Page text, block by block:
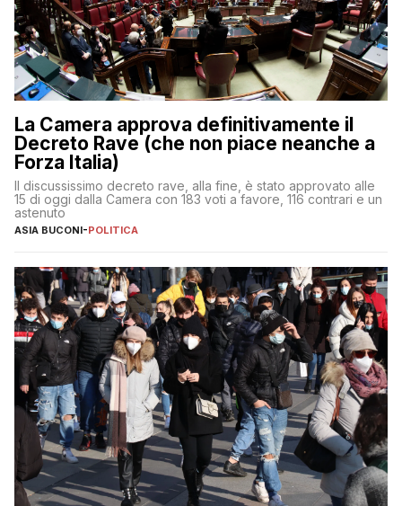
La Camera approva definitivamente il
Decreto Rave (che non piace neanche a
Forza Italia)
Il discussissimo decreto rave, alla fine, è stato approvato alle
15 di oggi dalla Camera con 183 voti a favore, 116 contrari e un
astenuto
ASIA BUCONI-POLITICA